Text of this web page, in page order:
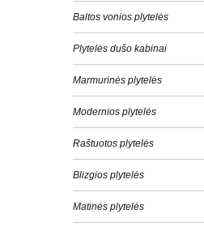
Baltos vonios plytelės
Plytelės dušo kabinai
Marmurinės plytelės
Modernios plytelės
Raštuotos plytelės
Blizgios plytelės
Matinės plytelės